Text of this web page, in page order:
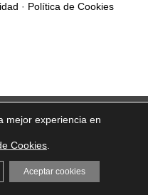
· Política de Cookies
mejor experiencia en
Cookies
Aceptar cookies